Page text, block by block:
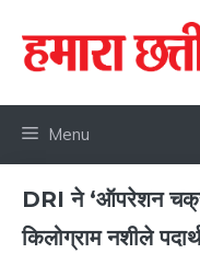
content
Menu
DRI ने ‘ऑपरेशन
किलोग्राम नशीले